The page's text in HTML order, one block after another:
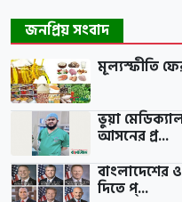
জনপ্রিয় সংবাদ
মূল্যস্ফীতি
ভুয়া
আসনের প্র...
বাংলাদেশের
দিতে প্...